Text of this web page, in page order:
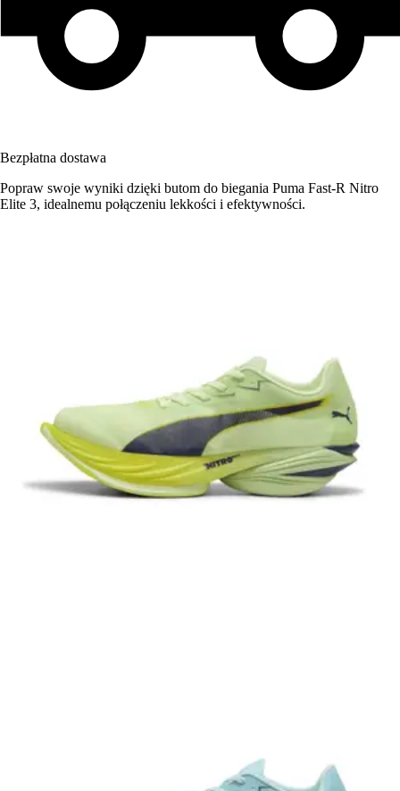
Bezpłatna dostawa
Popraw swoje wyniki dzięki butom do biegania Puma Fast-R Nitro
Elite 3, idealnemu połączeniu lekkości i efektywności.